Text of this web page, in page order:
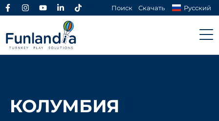
Поиск Скачать Русский
КОЛУМБИЯ